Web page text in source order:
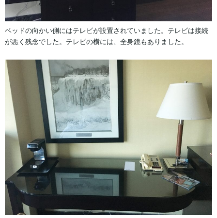
ベッドの向かい側にはテレビが設置されていました。テレビは接続
が悪く残念でした。テレビの横には、全身鏡もありました。